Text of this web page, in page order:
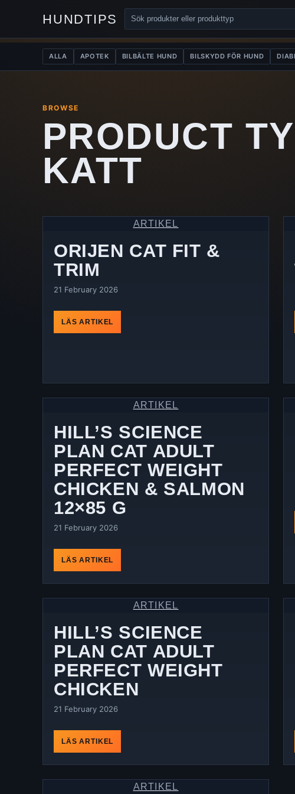
HUNDTIPS
ALLA APOTEK BILBÄLTE HUND BILSKYDD FÖR HUND
BROWSE
PRODUCT
KATT
ARTIKEL
ORIJEN CAT FIT &
TRIM
21 February 2026
LÄS ARTIKEL
ARTIKEL
HILL’S SCIENCE
PLAN CAT ADULT
PERFECT WEIGHT
CHICKEN & SALMON
12×85 G
21 February 2026
LÄS ARTIKEL
ARTIKEL
HILL’S SCIENCE
PLAN CAT ADULT
PERFECT WEIGHT
CHICKEN
21 February 2026
LÄS ARTIKEL
ARTIKEL